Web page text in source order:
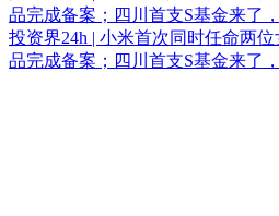
品完成备案；四川首支S基金来了
投资界24h | 小米首次同时任命两
品完成备案；四川首支S基金来了